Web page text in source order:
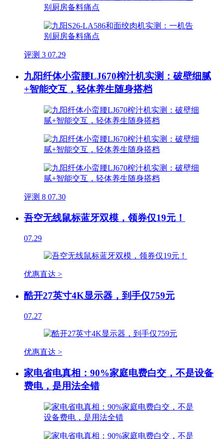
评测 3 07.29
九阳纤体小蛮腰LJ670榨汁机实测：破壁细腻
+智能交互，轻体养生随身搭档
评测 8 07.30
吾空无线鼠标蓝牙双模，领券仅19元！
07.29
优惠直达 >
酷开27英寸4K显示器，到手仅759元
07.27
优惠直达 >
家电省电真相：90%家庭电费白交，不是设备
费电，是用法全错